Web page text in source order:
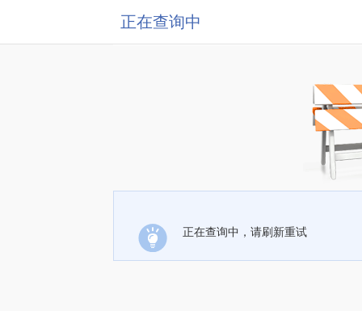
正在查询中
正在查询中，请刷新重试